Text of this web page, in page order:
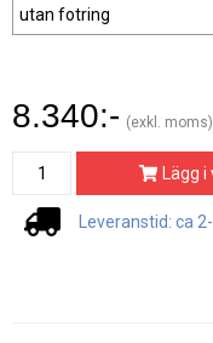
8.340:- (exkl. moms)
Lägg
Leveranstid: ca